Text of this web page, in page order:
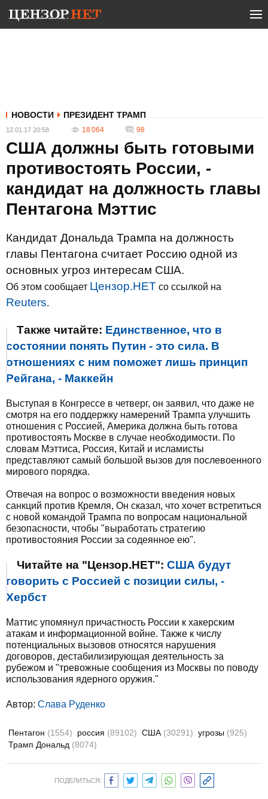
НОВОСТИ ПРЕЗИДЕНТ ТРАМП
12.01.17 20:58 18 064 98
США должны быть готовыми
противостоять России, -
кандидат на должность главы
Пентагона Мэттис
Кандидат Дональда Трампа на должность
главы Пентагона считает Россию одной из
основных угроз интересам США.
Об этом сообщает Цензор.НЕТ со ссылкой на
Reuters.
Также читайте: Единственное, что в
состоянии понять Путин - это сила. В
отношениях с ним поможет лишь принцип
Рейгана, - Маккейн
Выступая в Конгрессе в четверг, он заявил, что даже не
смотря на его поддержку намерений Трампа улучшить
отношения с Россией, Америка должна быть готова
противостоять Москве в случае необходимости. По
словам Мэттиса, Россия, Китай и исламисты
представляют самый большой вызов для послевоенного
мирового порядка.
Отвечая на вопрос о возможности введения новых
санкций против Кремля, Он сказал, что хочет встретиться
с новой командой Трампа по вопросам национальной
безопасности, чтобы "выработать стратегию
противостояния России за содеянное ею".
Читайте на "Цензор.НЕТ": США будут
говорить с Россией с позиции силы, -
Хербст
Маттис упомянул причастность России к хакерским
атакам и информационной войне. Также к числу
потенциальных вызовов относятся нарушения
договоров, дестабилизирующая деятельность за
рубежом и "тревожные сообщения из Москвы по поводу
использования ядерного оружия."
Автор: Слава Руденко
Пентагон (1554) россия (89102) США (30291) угрозы (925)
Трамп Дональд (8074)
ПОДЕЛИТЬСЯ: